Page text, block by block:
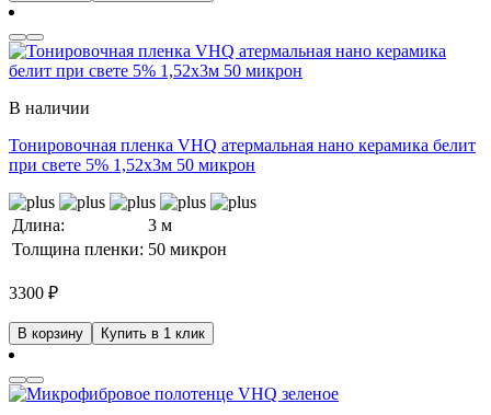
В наличии
Тонировочная пленка VHQ атермальная нано керамика белит
при свете 5% 1,52x3м 50 микрон
Длина:
3 м
Толщина пленки: 50 микрон
3300 ₽
В корзину Купить в 1 клик